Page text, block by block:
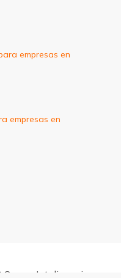
empresas en
empresas en
Inteligencia